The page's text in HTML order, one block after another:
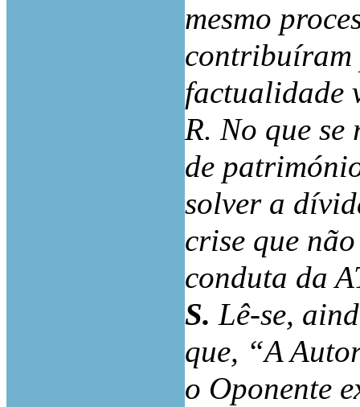
mesmo
contribuíram
factualidade
R. No que
de
solver a
crise que
conduta da
S.Lê-se,
que, “A
o Oponente